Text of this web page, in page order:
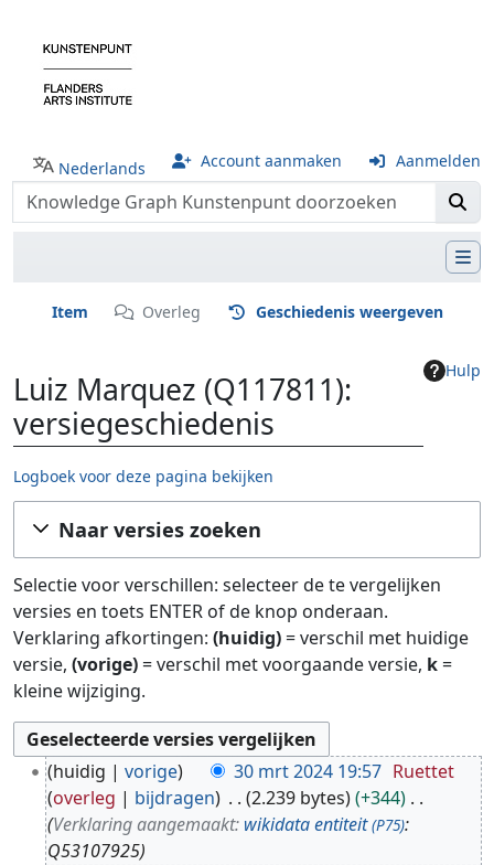
Nederlands Account aanmaken Aanmelden
Item Overleg Geschiedenis weergeven
Hulp
Luiz Marquez (Q117811):
versiegeschiedenis
Logboek voor deze pagina bekijken
Ga naar:navigatie,zoeken
Naar versies zoeken
Selectie voor verschillen: selecteer de te vergelijken
versies en toets ENTER of de knop onderaan.
Verklaring afkortingen: (huidig)= verschil met huidige
versie, (vorige)= verschil met voorgaande versie, k=
kleine wijziging.
huidig vorige 30 mrt 2024 19:57 Ruettet
overleg
bijdragen 2.239 bytes
+344
Verklaring aangemaakt: wikidata entiteit (P75):
Q53107925